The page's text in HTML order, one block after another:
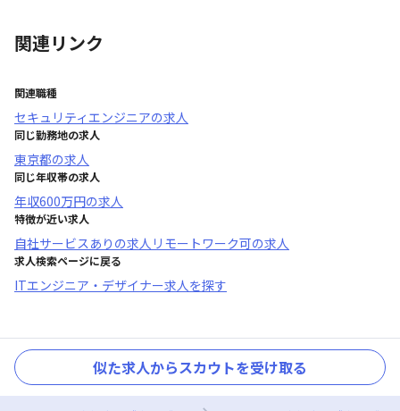
関連リンク
関連職種
セキュリティエンジニアの求人
同じ勤務地の求人
東京都の求人
同じ年収帯の求人
年収600万円の求人
特徴が近い求人
自社サービスあり の求人 リモートワーク可の求人
求人検索ページに戻る
ITエンジニア・デザイナー求人を探す
似た求人からスカウトを受け取る